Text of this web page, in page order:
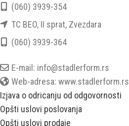
(060) 3939-354
TC BEO, II sprat, Zvezdara
(060) 3939-364
E-mail: info@stadlerform.rs
Web-adresa: www.stadlerform.rs
Izjava o odricanju od odgovornosti
Opšti uslovi poslovanja
Opšti uslovi prodaje